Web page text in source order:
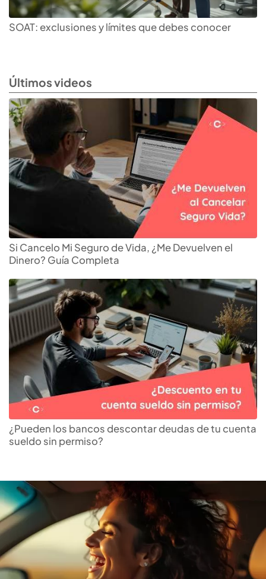
SOAT: exclusiones y límites que debes conocer
Últimos videos
Si Cancelo Mi Seguro de Vida, ¿Me Devuelven el
Dinero? Guía Completa
¿Pueden los bancos descontar deudas de tu cuenta
sueldo sin permiso?
Encuentra elSOATmás
barato del mercado